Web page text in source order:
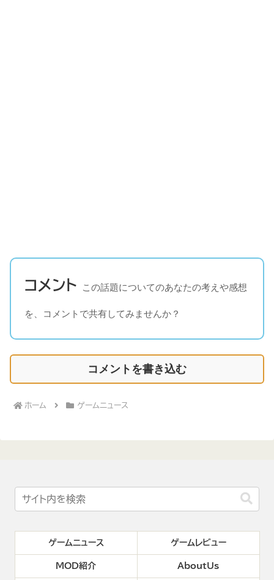
コメント この話題についてのあなたの考えや感想
を、コメントで共有してみませんか？
コメントを書き込む
ホーム ゲームニュース
ゲームニュース ゲームレビュー
MOD紹介 AboutUs